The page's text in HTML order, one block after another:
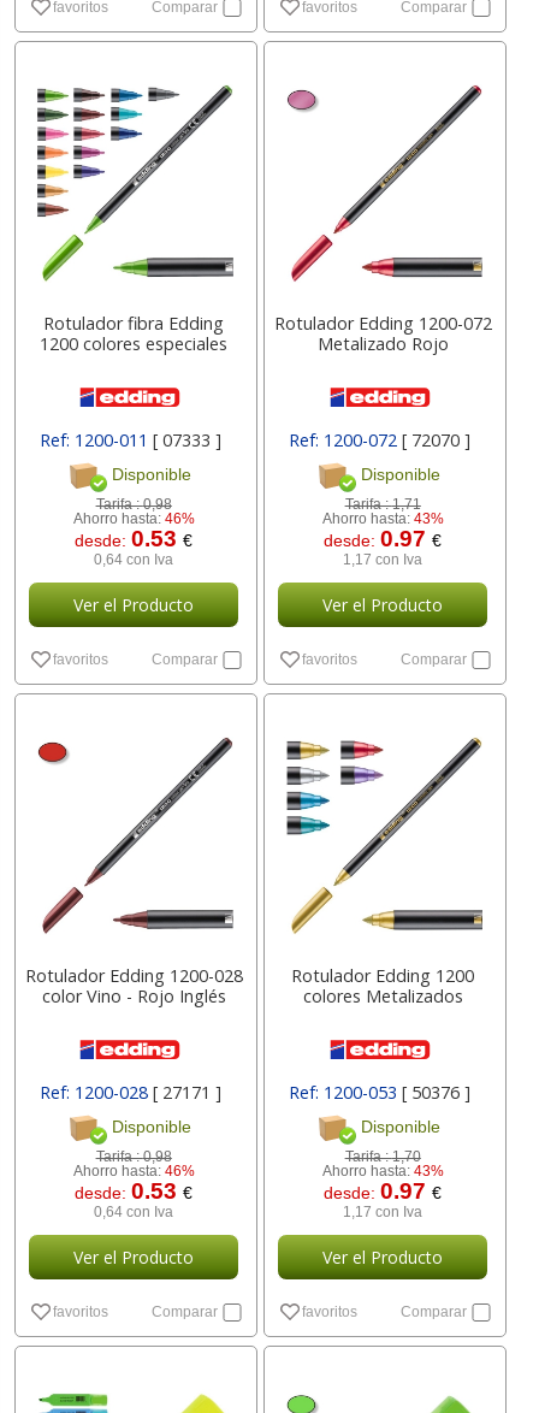
favoritos Comparar favoritos Comparar
Rotulador fibra Edding
1200 colores especiales
Ref: 1200-011 [ 07333 ]
Disponible
Tarifa :0,98
Ahorro hasta: 46%
desde:0.53€
0,64 con Iva
Ver el Producto
favoritos Comparar
Rotulador Edding 1200-072
Metalizado Rojo
Ref: 1200-072 [ 72070 ]
Disponible
Tarifa :1,71
Ahorro hasta: 43%
desde:0.97€
1,17 con Iva
Ver el Producto
favoritos Comparar
Rotulador Edding 1200-028
color Vino - Rojo Inglés
Ref: 1200-028 [ 27171 ]
Disponible
Tarifa :0,98
Ahorro hasta: 46%
desde:0.53€
0,64 con Iva
Ver el Producto
favoritos Comparar
Rotulador Edding 1200
colores Metalizados
Ref: 1200-053 [ 50376 ]
Disponible
Tarifa :1,70
Ahorro hasta: 43%
desde:0.97€
1,17 con Iva
Ver el Producto
favoritos Comparar